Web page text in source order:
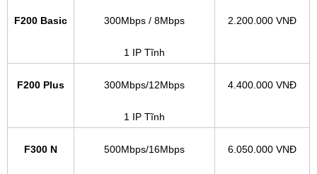
F200 Basic 300Mbps / 8Mbps
1 IP Tĩnh
2.200.000 VNĐ
F200 Plus 300Mbps/12Mbps
1 IP Tĩnh
4.400.000 VNĐ
F300 N 500Mbps/16Mbps 6.050.000 VNĐ